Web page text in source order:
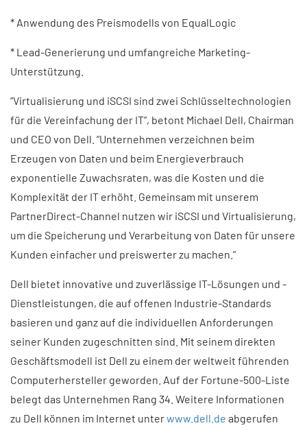
* Anwendung des Preismodells von EqualLogic
* Lead-Generierung und umfangreiche Marketing-
Unterstützung.
”Virtualisierung und iSCSI sind zwei Schlüsseltechnologien
für die Vereinfachung der IT”, betont Michael Dell, Chairman
und CEO von Dell. ”Unternehmen verzeichnen beim
Erzeugen von Daten und beim Energieverbrauch
exponentielle Zuwachsraten, was die Kosten und die
Komplexität der IT erhöht. Gemeinsam mit unserem
PartnerDirect-Channel nutzen wir iSCSI und Virtualisierung,
um die Speicherung und Verarbeitung von Daten für unsere
Kunden einfacher und preiswerter zu machen.”
Dell bietet innovative und zuverlässige IT-Lösungen und -
Dienstleistungen, die auf offenen Industrie-Standards
basieren und ganz auf die individuellen Anforderungen
seiner Kunden zugeschnitten sind. Mit seinem direkten
Geschäftsmodell ist Dell zu einem der weltweit führenden
Computerhersteller geworden. Auf der Fortune-500-Liste
belegt das Unternehmen Rang 34. Weitere Informationen
zu Dell können im Internet unterwww.dell.de abgerufen